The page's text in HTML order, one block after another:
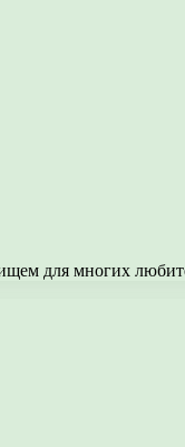
для многих